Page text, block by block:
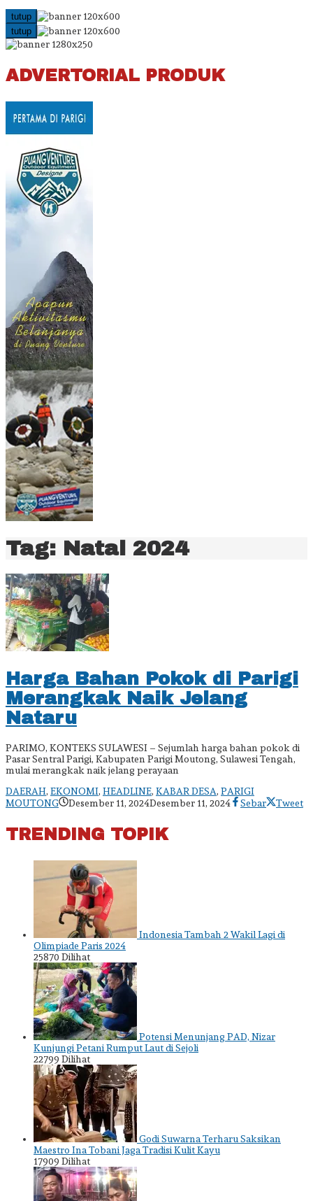
tutup
tutup
ADVERTORIAL PRODUK
Tag: Natal 2024
Harga Bahan Pokok di Parigi
Merangkak Naik Jelang
Nataru
PARIMO, KONTEKS SULAWESI – Sejumlah harga bahan pokok di
Pasar Sentral Parigi, Kabupaten Parigi Moutong, Sulawesi Tengah,
mulai merangkak naik jelang perayaan
DAERAH, EKONOMI, HEADLINE, KABAR DESA, PARIGI
MOUTONG
Desember 11, 2024Desember 11, 2024olehSebar Tweet
TRENDING TOPIK
Indonesia Tambah 2 Wakil Lagi di
Olimpiade Paris 2024
25870 Dilihat
Potensi Menunjang PAD, Nizar
Kunjungi Petani Rumput Laut di Sejoli
22799 Dilihat
Godi Suwarna Terharu Saksikan
Maestro Ina Tobani Jaga Tradisi Kulit Kayu
17909 Dilihat